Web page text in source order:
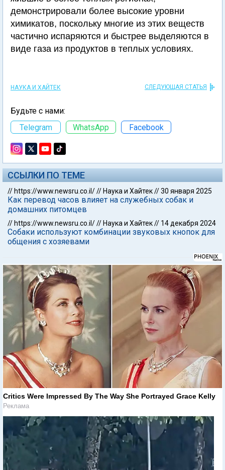
демонстрировали более высокие уровни
химикатов, поскольку многие из этих веществ
частично испаряются и быстрее выделяются в
виде газа из продуктов в теплых условиях.
НАУКА И ХАЙТЕК СЛЕДУЮЩАЯ СТАТЬЯ
Будьте с нами:
Telegram
WhatsApp Facebook
ССЫЛКИ ПО ТЕМЕ
// https://www.newsru.co.il/// Наука и Хайтек//30 января 2025
Как перевод часов влияет на служебных собак и
домашних питомцев
// https://www.newsru.co.il/// Наука и Хайтек// 14 декабря 2024
Собаки используют комбинации звуковых кнопок для
общения с хозяевами
Critics Were Impressed By The Way She Portrayed Grace Kelly
Реклама